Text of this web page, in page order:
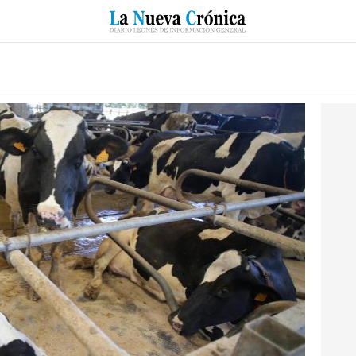
SUCESOS CULTURAS ESPECIALES DEPORTES